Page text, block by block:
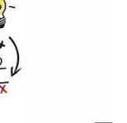
ಗಮನಾರ್ಹವಾದ